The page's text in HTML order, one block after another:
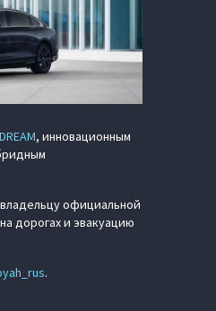
, инновационным
официальной
дорогах и эвакуацию
.